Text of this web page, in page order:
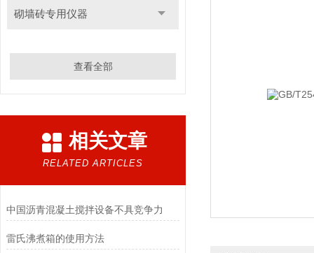
砌墙砖专用仪器
查看全部
相关文章
RELATED ARTICLES
中国沥青混凝土搅拌设备不具竞争力
雷氏沸煮箱的使用方法